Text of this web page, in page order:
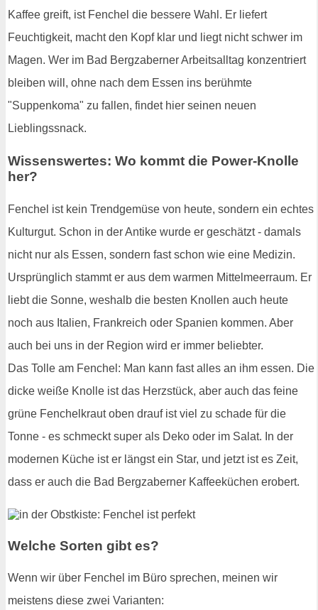
Kaffee greift, ist Fenchel die bessere Wahl. Er liefert
Feuchtigkeit, macht den Kopf klar und liegt nicht schwer im
Magen. Wer im Bad Bergzaberner Arbeitsalltag konzentriert
bleiben will, ohne nach dem Essen ins berühmte
"Suppenkoma" zu fallen, findet hier seinen neuen
Lieblingssnack.
Wissenswertes: Wo kommt die Power-Knolle
her?
Fenchel ist kein Trendgemüse von heute, sondern ein echtes
Kulturgut. Schon in der Antike wurde er geschätzt - damals
nicht nur als Essen, sondern fast schon wie eine Medizin.
Ursprünglich stammt er aus dem warmen Mittelmeerraum. Er
liebt die Sonne, weshalb die besten Knollen auch heute
noch aus Italien, Frankreich oder Spanien kommen. Aber
auch bei uns in der Region wird er immer beliebter.
Das Tolle am Fenchel: Man kann fast alles an ihm essen. Die
dicke weiße Knolle ist das Herzstück, aber auch das feine
grüne Fenchelkraut oben drauf ist viel zu schade für die
Tonne - es schmeckt super als Deko oder im Salat. In der
modernen Küche ist er längst ein Star, und jetzt ist es Zeit,
dass er auch die Bad Bergzaberner Kaffeeküchen erobert.
Welche Sorten gibt es?
Wenn wir über Fenchel im Büro sprechen, meinen wir
meistens diese zwei Varianten: